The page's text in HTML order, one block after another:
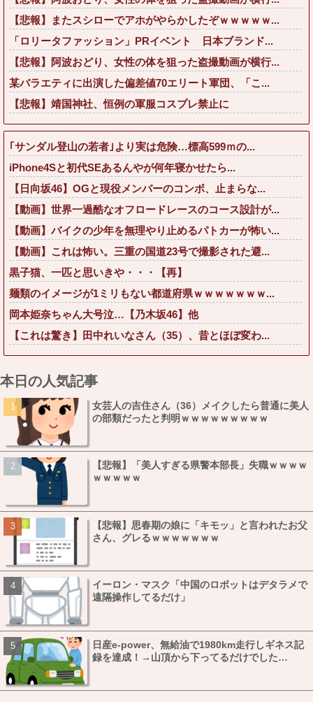
【悲報】またスシローでアホがやらかしたぞｗｗｗｗｗ...
「ロリータファッション」PRイベント 日本ブランド...
【悲報】阿波おどり、女性の体を狙った盗撮動画が横行...
某バラエティに出演した偏差値70エリート軍団、「こ...
【悲報】靖国神社、恒例の軍服コスプレ禁止に
｢サンダル登山の若者｣より実は危険…標高599ｍの...
iPhone4Sと初代SEあるんやが何年寝かせたら...
【日向坂46】OGと現役メンバーのコンボ、止まらな...
【動画】世界一過酷なオフロードレースのコース設計が...
【動画】バイクの少年を無理やり止めるパトカーが怖い...
【動画】これは怖い。三重の国道23号で撮影された避...
黒子猫、一匹と思いきや・・・【再】
麺類のイメージが1ミリもない都道府県ｗｗｗｗｗｗｗ...
岡本姫奈ちゃん大号泣…【乃木坂46】他
【これは驚き】田中れいなさん（35）、昔とほぼ変わ...
本日の人気記事
女芸人の吉住さん（36）メイクしたら普通に美人
の部類だったと判明ｗｗｗｗｗｗｗｗｗ
【悲報】「美人すぎる県警本部長」失職ｗｗｗｗ
ｗｗｗｗｗ
【悲報】思春期の娘に「キモッ」と言われたお父
さん、グレるｗｗｗｗｗｗｗ
イーロン・マスク「中国のロボットはデタラメで
遠隔操作してるだけ」
日産e-power、無給油で1980km走行しギネス記
録を達成！→山頂から下ってるだけでした…